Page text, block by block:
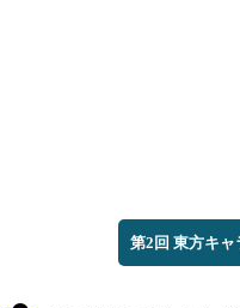
第2回 東方キ